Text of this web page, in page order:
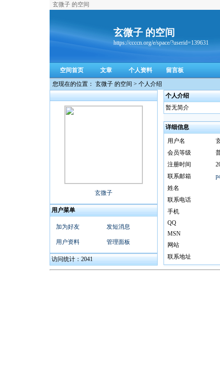
玄微子 的空间
玄微子 的空间
https://ccccn.org/e/space/?userid=139631
空间首页 文章 个人资料
留言板
您现在的位置： 玄微子 的空间 > 个人介绍
玄微子
用户菜单
加为好友 发短消息
用户资料 管理面板
访问统计：2041
个人介绍
暂无简介
详细信息
用户名
会员等级
注册时间
联系邮箱
姓名
联系电话
手机
QQ
MSN
网站
联系地址